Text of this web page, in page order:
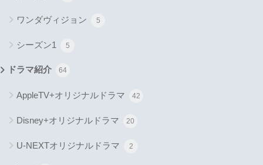
ワンダヴィジョン 5
シーズン1 5
ドラマ紹介 64
AppleTV+オリジナルドラマ 42
Disney+オリジナルドラマ 20
U-NEXTオリジナルドラマ 2